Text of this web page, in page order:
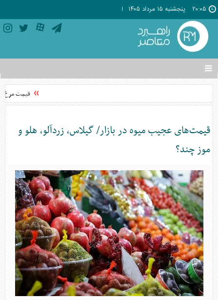
۲۰:۰۵ پنجشنبه ۱۵ مرداد ۱۴۰۵
تغییر
وضعیت
منوی
ها
قیمت مرغ از
قیمت‌های عجیب میوه در بازار/ گیلاس، زردآلو، هلو و
موز چند؟